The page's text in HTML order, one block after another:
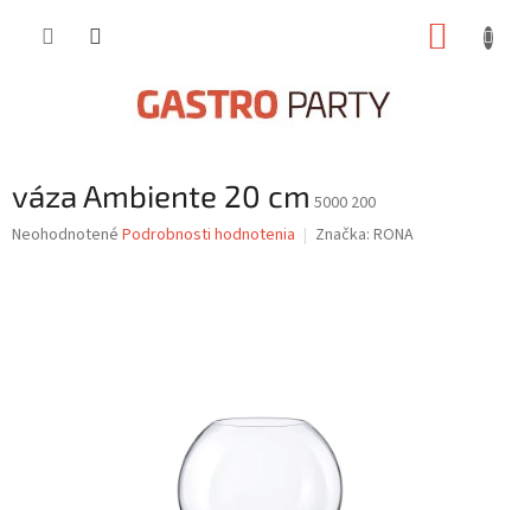
váza Ambiente 20 cm 5000 200
Priemerné
Neohodnotené Podrobnosti hodnotenia Značka: RONA